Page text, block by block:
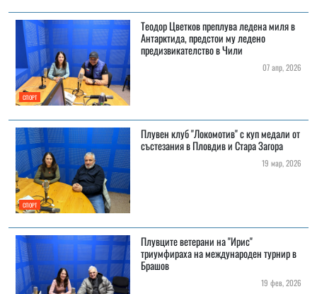
СПОРТ
Теодор Цветков преплува ледена миля в
Антарктида, предстои му ледено
предизвикателство в Чили
07 апр, 2026
СПОРТ
Плувен клуб "Локомотив" с куп медали от
състезания в Пловдив и Стара Загора
19 мар, 2026
Плувците ветерани на "Ирис"
триумфираха на международен турнир в
Брашов
19 фев, 2026